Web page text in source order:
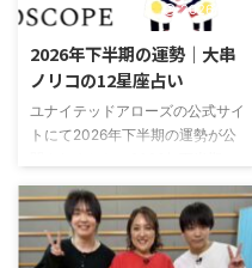
2026/6/19
2026年下半期の運勢｜大串
ノリコの12星座占い
ユナイテッドアローズの公式サイ
トにて2026年下半期の運勢が公
運勢 2026年下半期は、「選ぶこ
と」が大きなテーマになる半年間
ぜひ参考にしてくださいね！